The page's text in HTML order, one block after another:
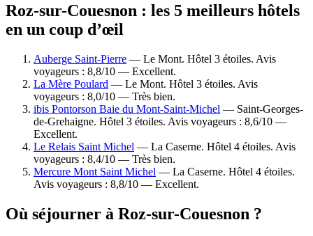
Roz-sur-Couesnon : les 5 meilleurs hôtels
en un coup d’œil
Auberge Saint-Pierre — Le Mont. Hôtel 3 étoiles. Avis
voyageurs : 8,8/10 — Excellent.
La Mère Poulard — Le Mont. Hôtel 3 étoiles. Avis
voyageurs : 8,0/10 — Très bien.
ibis Pontorson Baie du Mont-Saint-Michel — Saint-Georges-
de-Grehaigne. Hôtel 3 étoiles. Avis voyageurs : 8,6/10 —
Excellent.
Le Relais Saint Michel — La Caserne. Hôtel 4 étoiles. Avis
voyageurs : 8,4/10 — Très bien.
Mercure Mont Saint Michel — La Caserne. Hôtel 4 étoiles.
Avis voyageurs : 8,8/10 — Excellent.
Où séjourner à Roz-sur-Couesnon ?